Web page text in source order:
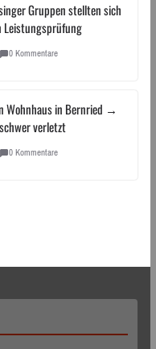
Gruppen stellten sich
Leistungsprüfung
0 Kommentare
Wohnhaus in Bernried →
verletzt
0 Kommentare